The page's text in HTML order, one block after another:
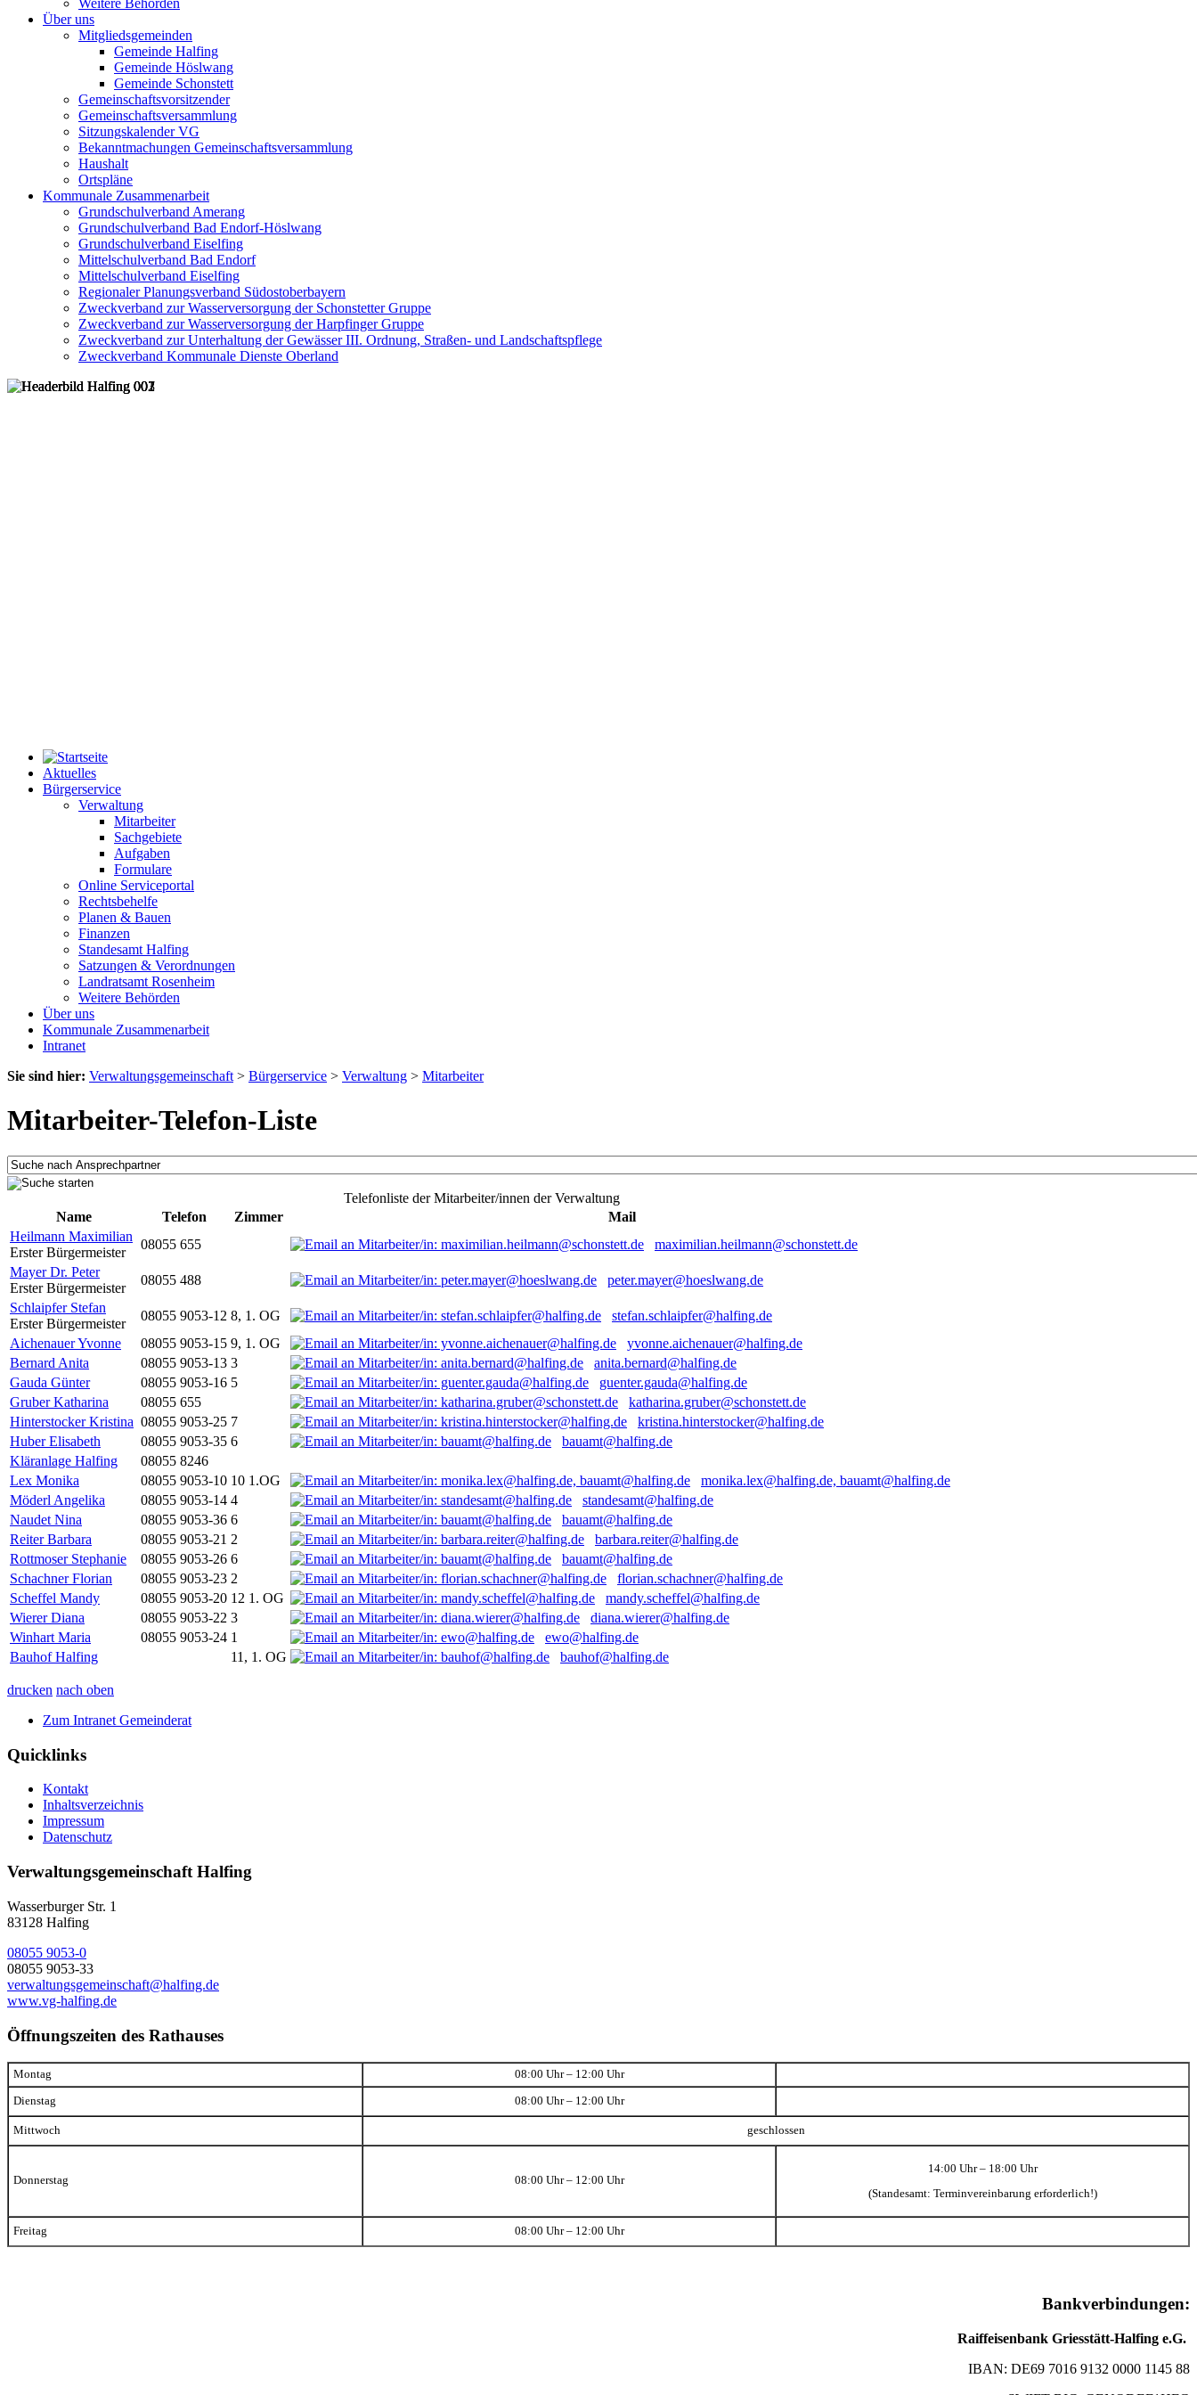
Weitere Behörden
Über uns
Mitgliedsgemeinden
Gemeinde Halfing
Gemeinde Höslwang
Gemeinde Schonstett
Gemeinschaftsvorsitzender
Gemeinschaftsversammlung
Sitzungskalender VG
Bekanntmachungen Gemeinschaftsversammlung
Haushalt
Ortspläne
Kommunale Zusammenarbeit
Grundschulverband Amerang
Grundschulverband Bad Endorf-Höslwang
Grundschulverband Eiselfing
Mittelschulverband Bad Endorf
Mittelschulverband Eiselfing
Regionaler Planungsverband Südostoberbayern
Zweckverband zur Wasserversorgung der Schonstetter Gruppe
Zweckverband zur Wasserversorgung der Harpfinger Gruppe
Zweckverband zur Unterhaltung der Gewässer III. Ordnung, Straßen- und Landschaftspflege
Zweckverband Kommunale Dienste Oberland
Aktuelles
Bürgerservice
Verwaltung
Mitarbeiter
Sachgebiete
Aufgaben
Formulare
Online Serviceportal
Rechtsbehelfe
Planen & Bauen
Finanzen
Standesamt Halfing
Satzungen & Verordnungen
Landratsamt Rosenheim
Weitere Behörden
Über uns
Kommunale Zusammenarbeit
Intranet
Sie sind hier: Verwaltungsgemeinschaft > Bürgerservice > Verwaltung > Mitarbeiter
Mitarbeiter-Telefon-Liste
Telefonliste der Mitarbeiter/innen der Verwaltung
Name
Telefon Zimmer
Mail
Heilmann Maximilian
Erster Bürgermeister
08055 655
maximilian.heilmann@schonstett.de
Mayer Dr. Peter
Erster Bürgermeister
08055 488
peter.mayer@hoeslwang.de
Schlaipfer Stefan
Erster Bürgermeister
08055 9053-12 8, 1. OG
stefan.schlaipfer@halfing.de
Aichenauer Yvonne
08055 9053-15 9, 1. OG
yvonne.aichenauer@halfing.de
Bernard Anita
08055 9053-13 3
anita.bernard@halfing.de
Gauda Günter
08055 9053-16 5
guenter.gauda@halfing.de
Gruber Katharina
08055 655
katharina.gruber@schonstett.de
Hinterstocker Kristina 08055 9053-25 7
kristina.hinterstocker@halfing.de
Huber Elisabeth
08055 9053-35 6
bauamt@halfing.de
Kläranlage Halfing
08055 8246
Lex Monika
08055 9053-10 10 1.OG
monika.lex@halfing.de, bauamt@halfing.de
Möderl Angelika
08055 9053-14 4
standesamt@halfing.de
Naudet Nina
08055 9053-36 6
bauamt@halfing.de
Reiter Barbara
08055 9053-21 2
barbara.reiter@halfing.de
Rottmoser Stephanie
08055 9053-26 6
bauamt@halfing.de
Schachner Florian
08055 9053-23 2
florian.schachner@halfing.de
Scheffel Mandy
08055 9053-20 12 1. OG
mandy.scheffel@halfing.de
Wierer Diana
08055 9053-22 3
diana.wierer@halfing.de
Winhart Maria
08055 9053-24 1
ewo@halfing.de
Bauhof Halfing
11, 1. OG bauhof@halfing.de
drucken nach oben
Zum Intranet Gemeinderat
Quicklinks
Kontakt
Inhaltsverzeichnis
Impressum
Datenschutz
Verwaltungsgemeinschaft Halfing
Wasserburger Str. 1
83128 Halfing
08055 9053-0
08055 9053-33
verwaltungsgemeinschaft@halfing.de
www.vg-halfing.de
Öffnungszeiten des Rathauses
Montag 08:00 Uhr – 12:00 Uhr
Dienstag 08:00 Uhr – 12:00 Uhr
Mittwoch geschlossen
Donnerstag 08:00 Uhr – 12:00 Uhr
14:00 Uhr – 18:00 Uhr
(Standesamt: Terminvereinbarung erforderlich!)
Freitag 08:00 Uhr – 12:00 Uhr
Bankverbindungen:
Raiffeisenbank Griesstätt-Halfing e.G.
IBAN: DE69 7016 9132 0000 1145 88